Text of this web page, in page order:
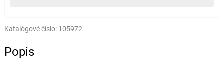
Katalógové číslo: 105972
Popis